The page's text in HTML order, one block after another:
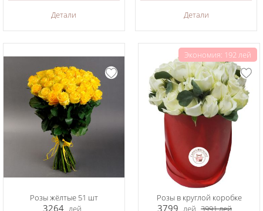
Детали Детали
Розы жёлтые 51 шт
3264 лей
Экономия: 192 лей
Розы в круглой коробке
3799 лей 3991лей